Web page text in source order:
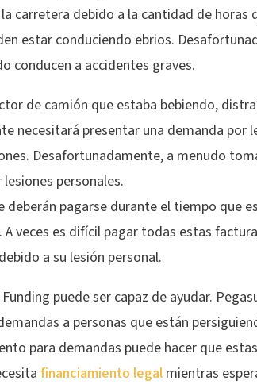
carretera debido a la cantidad de horas
estar conduciendo ebrios.
conducen a accidentes graves.
de camión que estaba bebiendo,
necesitará presentar una demanda por
Desafortunadamente, a menudo
personales.
deberán pagarse durante el tiempo que
veces es difícil pagar todas estas
a su lesión personal.
puede ser capaz de ayudar.
a personas que están
para demandas puede hacer que
financiamiento legal mientras